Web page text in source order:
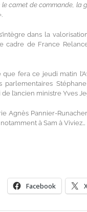
le carnet de commande, la
.
dans la
cadre de France
fera ce jeudi matin
parlementaires
l’ancien ministre Yves
Agnès Pannier-
à Sam à Viviez…
Facebook